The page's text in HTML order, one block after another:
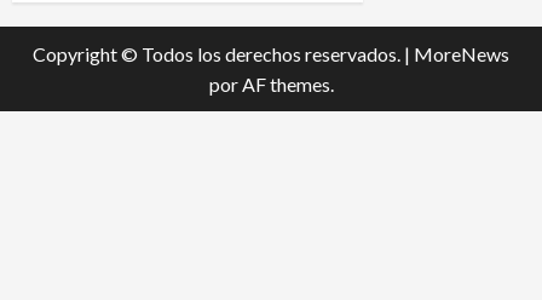
Copyright © Todos los derechos reservados. | MoreNews
por AF themes.